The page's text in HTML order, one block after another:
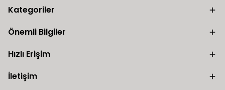
Kategoriler
Önemli Bilgiler
Hızlı Erişim
İletişim